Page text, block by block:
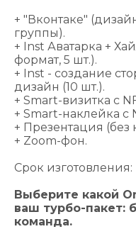
+ "Вконтаке"
группы).
+ Inst Аватарка +
формат, 5 шт.).
+ Inst - cоздание
дизайн (10 шт.).
+ Smart-визитка с
+ Smart-наклейка с
+ Презентация (без
+ Zoom-фон.
Срок
Выберите какой
ваш турбо-пакет:
команда.